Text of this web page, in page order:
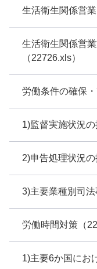
生活衛生関係営
生活衛生関係営
（22726.xls）
労働条件の確保
1)監督実施状況の
2)申告処理状況の
3)主要業種別司法
労働時間対策（
1)主要6か国にお